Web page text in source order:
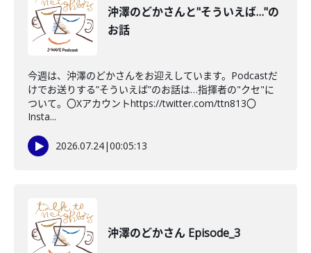
沖澤のどかさんと"そういえば…"の
お話
今週は、沖澤のどかさんをお迎えしています。Podcastだ
けでお送りする”そういえば”のお話は…指揮者の"クセ"に
ついて。〇Xアカウントhttps://twitter.com/ttn813〇
Insta...
2026.07.24|00:05:13
沖澤のどかさん Episode_3